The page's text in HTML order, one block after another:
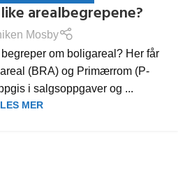
arealbegrepene?
Mosby
om boligareal? Her får
(BRA) og Primærrom (P-
i salgsoppgaver og ...
LES MER